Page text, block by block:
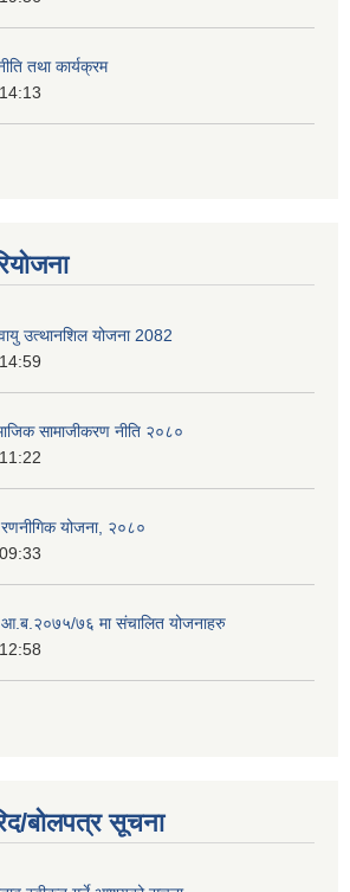
तथा कार्यक्रम
उत्थानशिल योजना 2082
सामाजीकरण नीति २०८०
रणनीगिक योजना, २०८०
आ.ब.२०७५/७६ मा संचालित योजनाहरु
बोलपत्र सूचना